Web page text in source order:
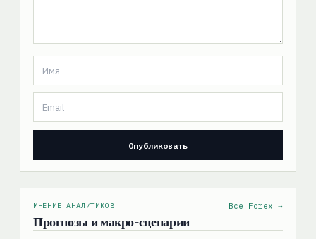
МНЕНИЕ АНАЛИТИКОВ
Прогнозы и макро-сценарии
Все Forex →